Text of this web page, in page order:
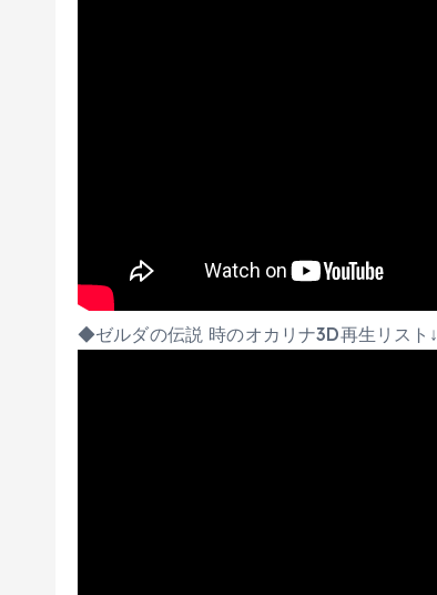
◆ゼルダの伝説 時のオカリナ3D再生リスト↓